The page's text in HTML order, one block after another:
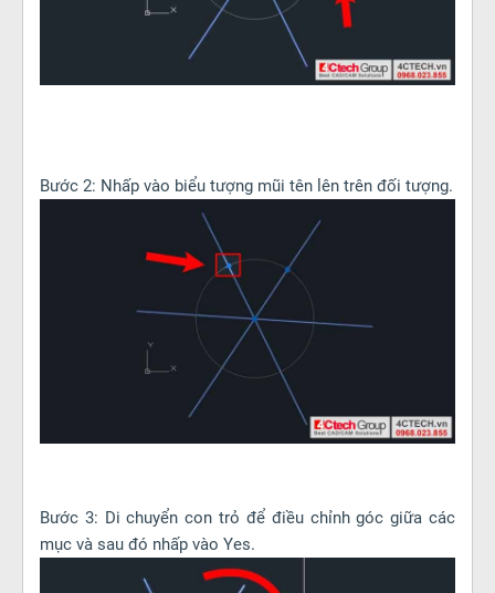
Bước 2: Nhấp vào biểu tượng mũi tên lên trên đối tượng.
Bước 3: Di chuyển con trỏ để điều chỉnh góc giữa các
mục và sau đó nhấp vào Yes.